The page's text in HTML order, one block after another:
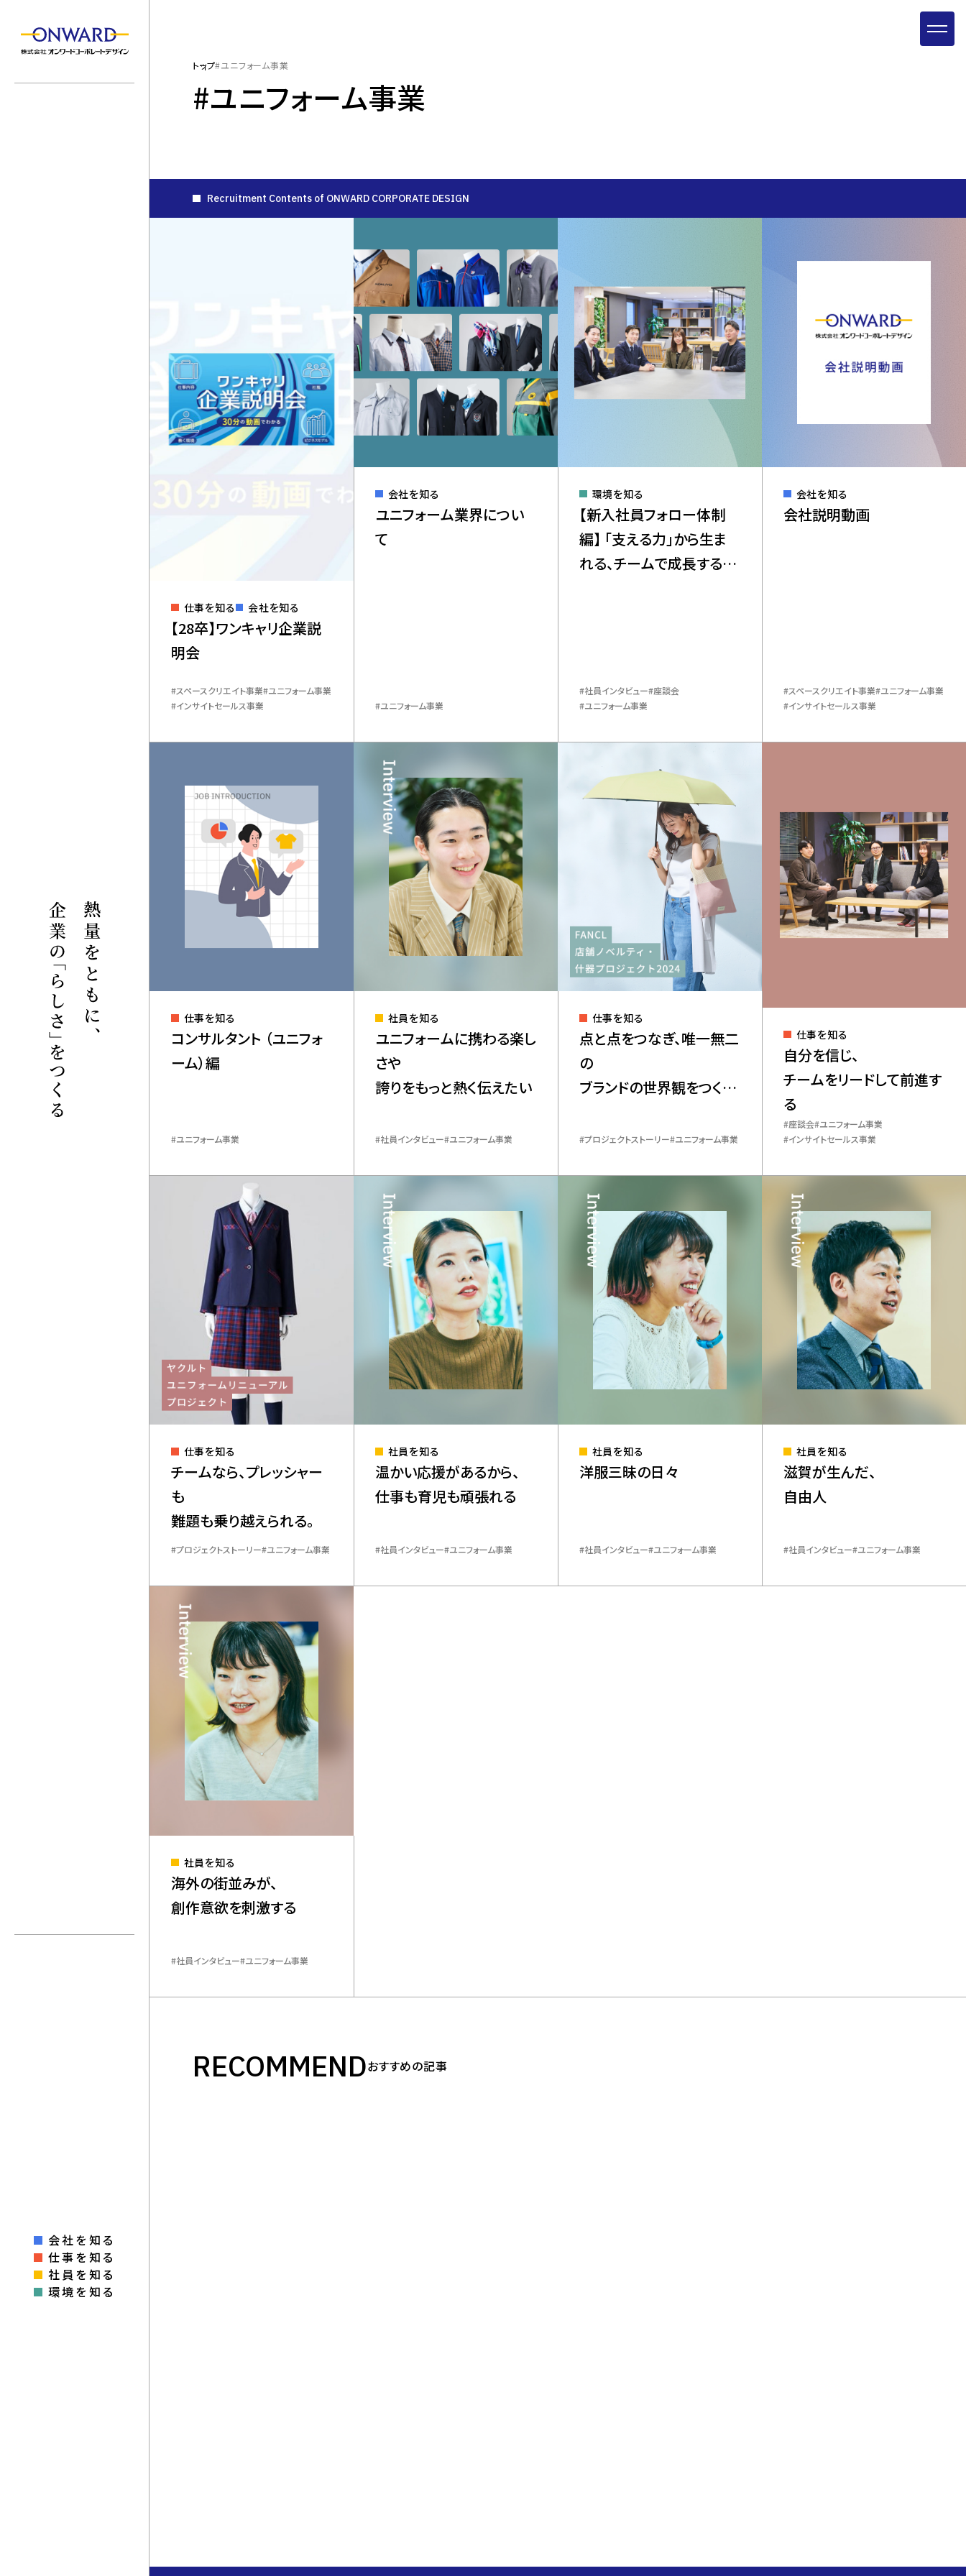
新卒採用
スペースクリエイト事業 ​社員インタビュー プロジェクトストーリー 座談会 ユニフォーム事業
インサイトセールス事業
Copyright(C) Onward Corporate Design CO., Ltd.
会社を知る
仕事を知る
社員を知る
環境を知る
トップ#ユニフォーム事業
#ユニフォーム事業
Recruitment Contents of ONWARD CORPORATE DESIGN
仕事を知る 会社を知る
【28卒】ワンキャリ企業説
明会
スペースクリエイト事業 ユニフォーム事業
インサイトセールス事業
会社を知る
ユニフォーム業界につい
て
ユニフォーム事業
環境を知る
【新入社員フォロー体制
編】 「支える力」から生ま
れる、チームで成長する
​社員インタビュー 座談会
ユニフォーム事業
会社を知る
会社説明動画
スペースクリエイト事業 ユニフォーム事業
インサイトセールス事業
仕事を知る
コンサルタント （ユニフォ
ーム）編
ユニフォーム事業
社員を知る
ユニフォームに携わる楽し
さや
誇りをもっと熱く伝えたい
​社員インタビュー ユニフォーム事業
仕事を知る
点と点をつなぎ、唯一無二
の
ブランドの世界観をつくり
プロジェクトストーリー ユニフォーム事業
仕事を知る
自分を信じ、
チームをリードして前進す
る
座談会 ユニフォーム事業
インサイトセールス事業
仕事を知る
チームなら、プレッシャー
も
難題も乗り越えられる。
プロジェクトストーリー ユニフォーム事業
社員を知る
温かい応援があるから、
仕事も育児も頑張れる
​社員インタビュー ユニフォーム事業
社員を知る
洋服三昧の日々
​社員インタビュー ユニフォーム事業
社員を知る
滋賀が生んだ、
自由人
​社員インタビュー ユニフォーム事業
社員を知る
海外の街並みが、
創作意欲を刺激する
​社員インタビュー ユニフォーム事業
RECOMMENDおすすめの記事